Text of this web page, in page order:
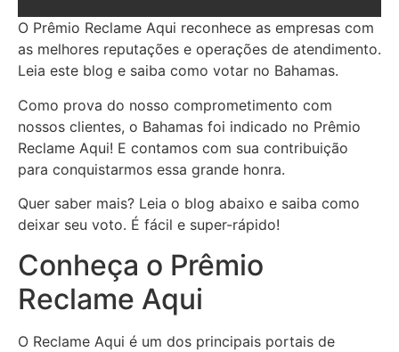
O Prêmio Reclame Aqui reconhece as empresas com
as melhores reputações e operações de atendimento.
Leia este blog e saiba como votar no Bahamas.
Como prova do nosso comprometimento com
nossos clientes, o Bahamas foi indicado no Prêmio
Reclame Aqui! E contamos com sua contribuição
para conquistarmos essa grande honra.
Quer saber mais? Leia o blog abaixo e saiba como
deixar seu voto. É fácil e super-rápido!
Conheça o Prêmio
Reclame Aqui
O Reclame Aqui é um dos principais portais de